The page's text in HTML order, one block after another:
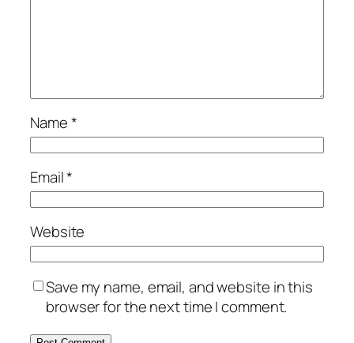
Name*
Email*
Website
Save my name, email, and website in this
browser for the next time I comment.